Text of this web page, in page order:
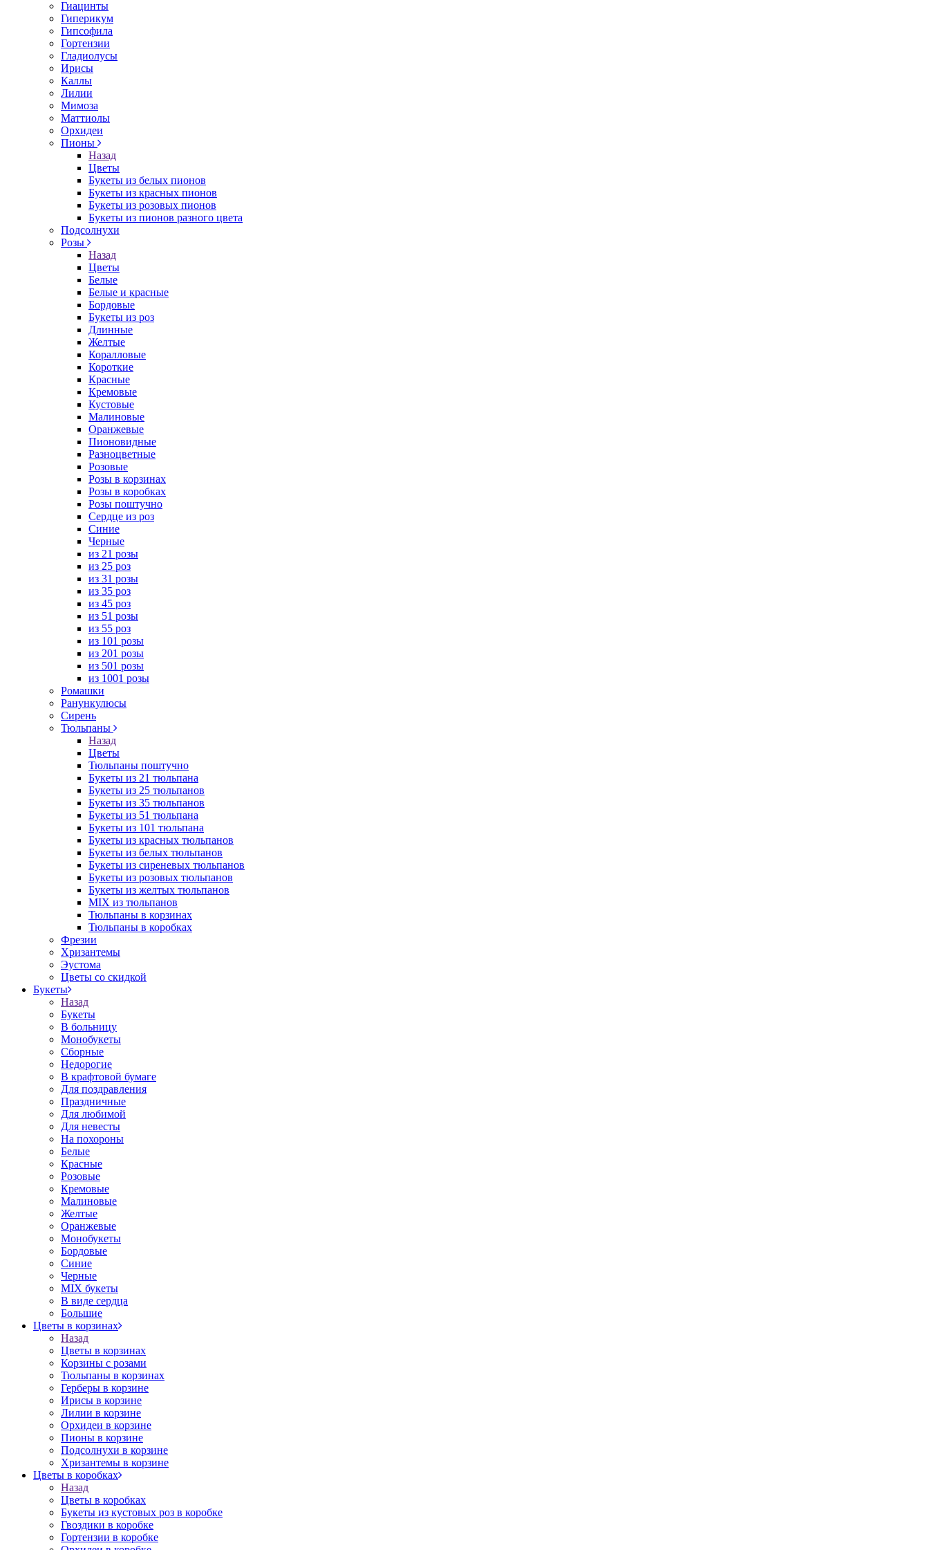
Гиацинты
Гиперикум
Гипсофила
Гортензии
Гладиолусы
Ирисы
Каллы
Лилии
Мимоза
Маттиолы
Орхидеи
Пионы
Назад
Цветы
Букеты из белых пионов
Букеты из красных пионов
Букеты из розовых пионов
Букеты из пионов разного цвета
Подсолнухи
Розы
Назад
Цветы
Белые
Белые и красные
Бордовые
Букеты из роз
Длинные
Желтые
Коралловые
Короткие
Красные
Кремовые
Кустовые
Малиновые
Оранжевые
Пионовидные
Разноцветные
Розовые
Розы в корзинах
Розы в коробках
Розы поштучно
Сердце из роз
Синие
Черные
из 21 розы
из 25 роз
из 31 розы
из 35 роз
из 45 роз
из 51 розы
из 55 роз
из 101 розы
из 201 розы
из 501 розы
из 1001 розы
Ромашки
Ранункулюсы
Сирень
Тюльпаны
Назад
Цветы
Тюльпаны поштучно
Букеты из 21 тюльпана
Букеты из 25 тюльпанов
Букеты из 35 тюльпанов
Букеты из 51 тюльпана
Букеты из 101 тюльпана
Букеты из красных тюльпанов
Букеты из белых тюльпанов
Букеты из сиреневых тюльпанов
Букеты из розовых тюльпанов
Букеты из желтых тюльпанов
MIX из тюльпанов
Тюльпаны в корзинах
Тюльпаны в коробках
Фрезии
Хризантемы
Эустома
Цветы со скидкой
Букеты
Назад
Букеты
В больницу
Монобукеты
Сборные
Недорогие
В крафтовой бумаге
Для поздравления
Праздничные
Для любимой
Для невесты
На похороны
Белые
Красные
Розовые
Кремовые
Малиновые
Желтые
Оранжевые
Монобукеты
Бордовые
Синие
Черные
MIX букеты
В виде сердца
Большие
Цветы в корзинах
Назад
Цветы в корзинах
Корзины с розами
Тюльпаны в корзинах
Герберы в корзине
Ирисы в корзине
Лилии в корзине
Орхидеи в корзине
Пионы в корзине
Подсолнухи в корзине
Хризантемы в корзине
Цветы в коробках
Назад
Цветы в коробках
Букеты из кустовых роз в коробке
Гвоздики в коробке
Гортензии в коробке